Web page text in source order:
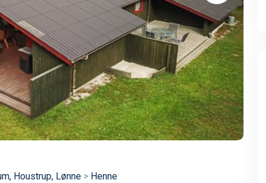
Houstrup, Lønne> Henne